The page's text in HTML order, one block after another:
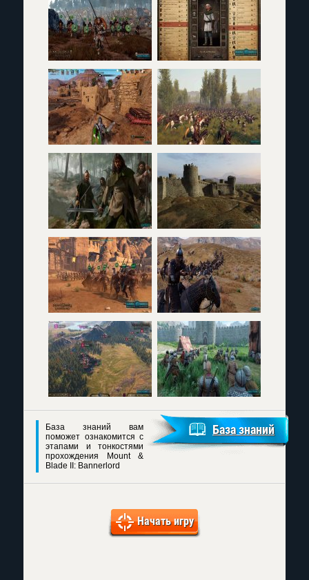
База знаний вам
поможет ознакомится с
этапами и тонкостями
прохождения Mount &
Blade II: Bannerlord
База знаний
Начать игру